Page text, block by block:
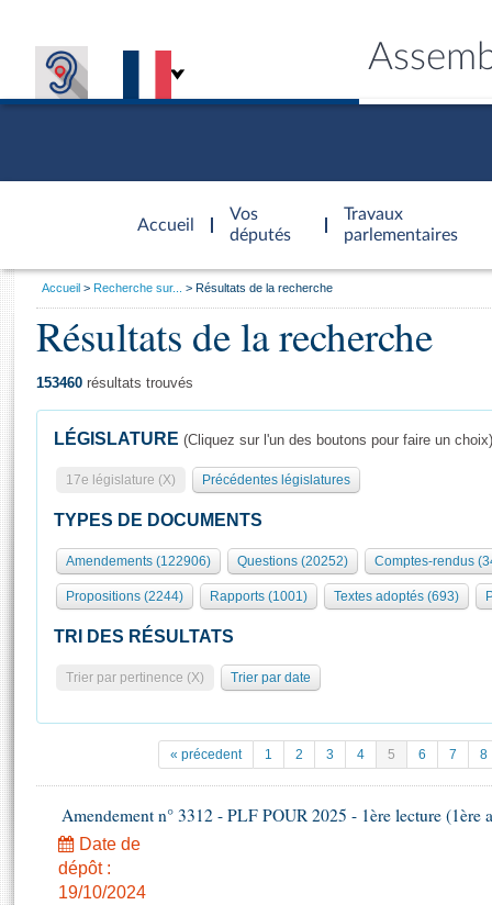
Accueil
d'accueil
Vos
députés
Travaux
parlementaires
Présidence
577 députés
Groupes politiques
Séance publique
Commissions et autres organes
Europe et International
Pétitions
Projets de loi
Propositions de loi
Amendements
Textes adoptés
Général
Rôle et pouvoirs de l'Assemblée
Organisation de l'Assemblée
Présidence Conférence des Présidents Bureau Collège des
Statistiques et chiffres clés
Documents de référence
( Constitution | Règlement de l'Assemblée ... )
Histoire
Juniors
Visiter l'Assemblée
Visite virtuelle du palais Bourbon
Assister à une séance
La Bibliothèque
Contacts et plan d'accès
Photos libres de droit
Vous
Accueil Recherche sur... Résultats de la recherche
Résultats de la recherche
153460 résultats trouvés
LÉGISLATURE (Cliquez sur l'un des boutons pour faire un choix)
17e législature (X) Précédentes législatures
TYPES DE DOCUMENTS
Amendements (122906) Questions (20252) Comptes-rendus
Propositions (2244) Rapports (1001) Textes adoptés (693)
TRI DES RÉSULTATS
Trier par pertinence (X) Trier par date
« précedent 1 2 3 4 5 6 7 8
Amendement n° 3312 - PLF POUR 2025 - 1ère lecture (1ère
Date de
dépôt :
19/10/2024